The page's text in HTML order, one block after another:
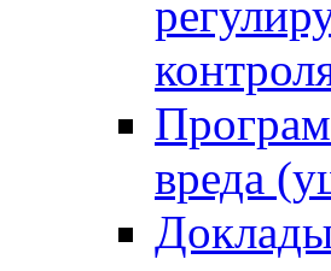
вреда